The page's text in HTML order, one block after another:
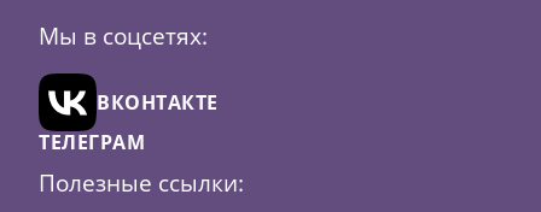
Мы в соцсетях:
ВКОНТАКТЕ
ТЕЛЕГРАМ
Полезные ссылки: